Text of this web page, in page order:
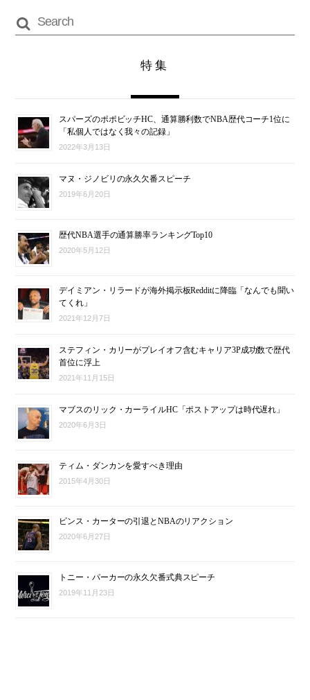
特集
スパーズのポポビッチHC、通算勝利数でNBA歴代コーチ1位に
「私個人ではなく我々の記録」
2022年3月13日
マヌ・ジノビリの永久欠番スピーチ
2019年6月20日
歴代NBA選手の通算勝率ランキングTop10
2020年5月12日
デイミアン・リラードが海外掲示板Redditに降臨「なんでも聞い
てくれ」
2021年12月7日
ステフィン・カリーがプレイオフ含むキャリア3P成功数で歴代
首位に浮上
2021年11月15日
マブスのリック・カーライルHC「ポストアップは時代遅れ」
2020年6月3日
ティム・ダンカンを愛すべき理由
2015年4月30日
ビンス・カーターの引退とNBAのリアクション
2020年6月27日
トニー・パーカーの永久欠番式典スピーチ
2019年11月23日